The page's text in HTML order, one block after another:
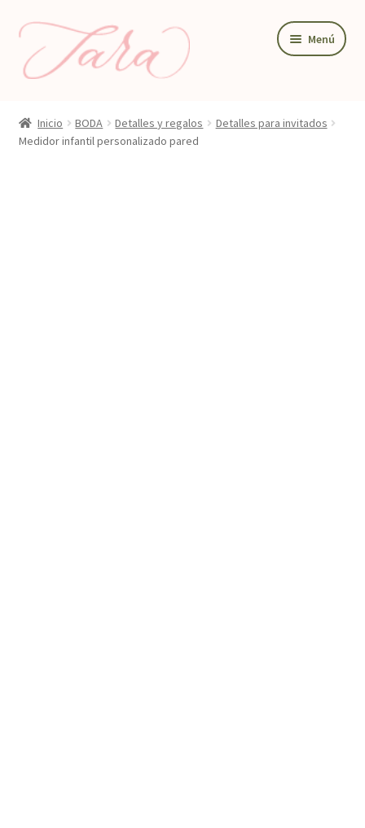
Ir
la
Ir
contenido
Menú
PAPELERIA DE BODA
Inicio BODA Detalles y regalos
Detalles para invitados
Medidor infantil personalizado pared